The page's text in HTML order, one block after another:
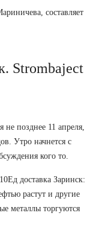
составляет
Strombaject
позднее 11 апреля,
Утро начнется с
кого то.
доставка Заринск:
растут и другие
металлы торгуются